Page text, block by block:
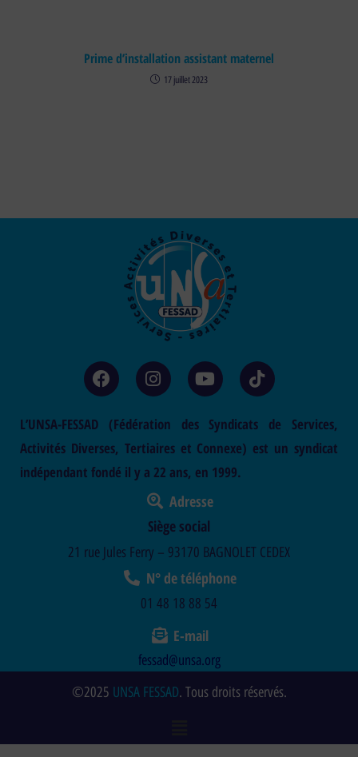
Prime d’installation assistant maternel
17 juillet 2023
L’UNSA-FESSAD (Fédération des Syndicats de Services,
Activités Diverses, Tertiaires et Connexe) est un syndicat
indépendant fondé il y a 22 ans, en 1999.
Adresse
Siège social
21 rue Jules Ferry – 93170 BAGNOLET CEDEX
N° de téléphone
01 48 18 88 54
E-mail
fessad@unsa.org
©2025 UNSA FESSAD. Tous droits réservés.